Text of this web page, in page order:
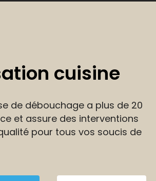
cuisine
de débouchage a plus de 20
et assure des interventions
pour tous vos soucis de